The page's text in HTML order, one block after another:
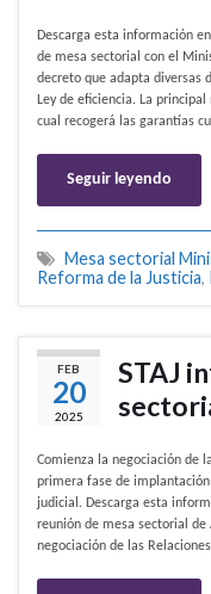
Descarga esta información
de mesa sectorial con el
decreto que adapta diversas
Ley de eficiencia. La
cual recogerá las garantías
Seguir leyendo
Mesa sectorial
Reforma de la Justicia,
FEB
20
2025
STAJ
Comienza la negociación de
primera fase de
judicial. Descarga esta
reunión de mesa sectorial de
negociación de las